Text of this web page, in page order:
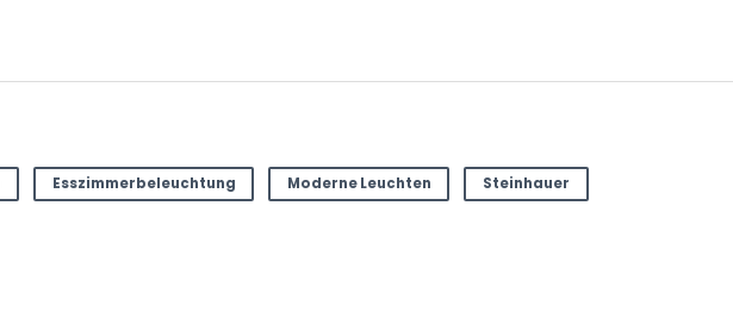
Esszimmerbeleuchtung Moderne Leuchten Steinhauer